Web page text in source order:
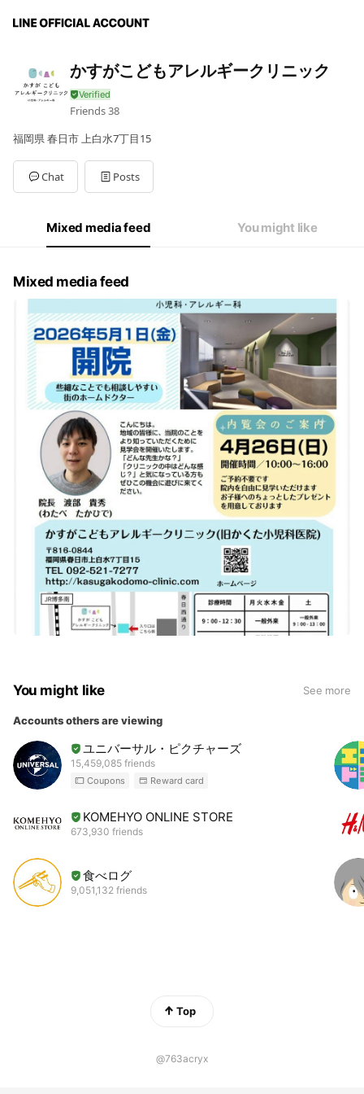
かすがこどもアレルギークリニック
Friends38
福岡県 春日市 上白水7丁目15
Chat Posts
Mixed media feed You might like
Mixed media feed
You might like See more
Accounts others are viewing
ユニバーサル・ピクチャーズ
15,459,085 friends
Coupons Reward card
KOMEHYO ONLINE STORE
673,930 friends
食べログ
9,051,132 friends
Top
@763acryx